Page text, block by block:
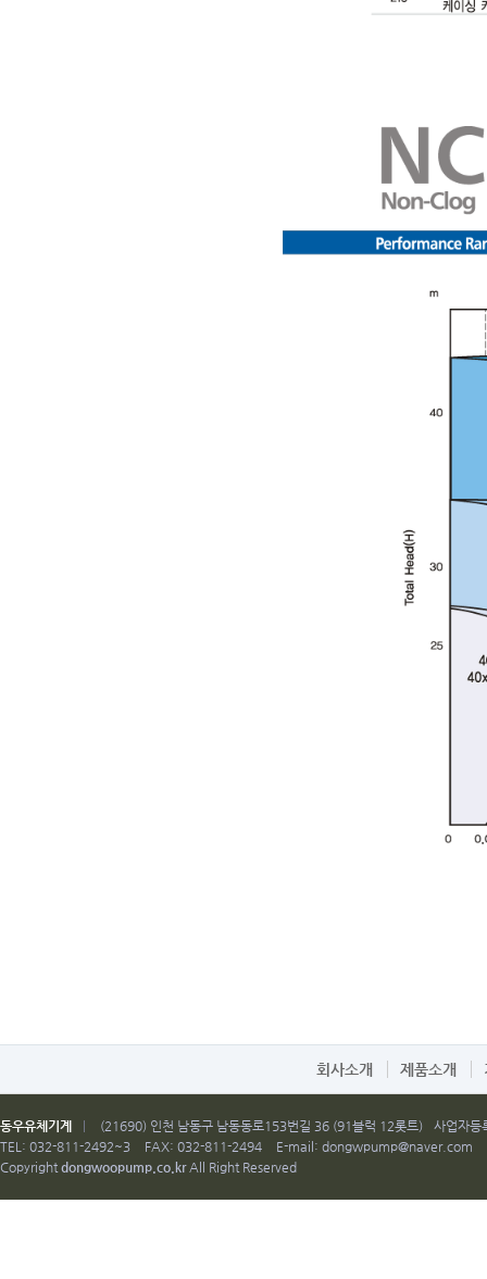
회사소개 제품소개
동우유체기계 (21690) 인천 남동구 남동동로153번길 36 (91블럭 12롯트)
사업자
TEL: 032-811-2492~3
FAX: 032-811-2494 E-mail: dongwpump@naver.com
Copyright dongwoopump.co.krAll Right Reserved